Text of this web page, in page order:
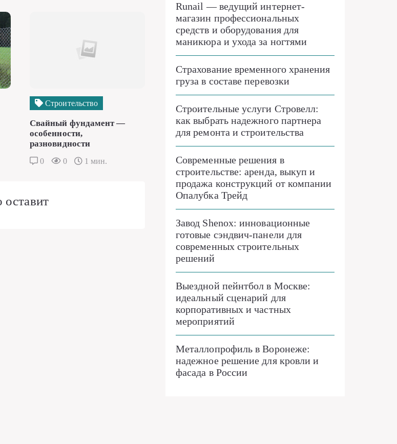
Строительство
Свайный фундамент —
особенности,
разновидности
0 0 1 мин.
оставит
Runail — ведущий интернет-
магазин профессиональных
средств и оборудования для
маникюра и ухода за ногтями
Страхование временного хранения
груза в составе перевозки
Строительные услуги Стровелл:
как выбрать надежного партнера
для ремонта и строительства
Современные решения в
строительстве: аренда, выкуп и
продажа конструкций от компании
Опалубка Трейд
Завод Shenox: инновационные
готовые сэндвич-панели для
современных строительных
решений
Выездной пейнтбол в Москве:
идеальный сценарий для
корпоративных и частных
мероприятий
Металлопрофиль в Воронеже:
надежное решение для кровли и
фасада в России